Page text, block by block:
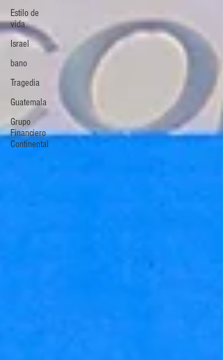
Estilo de
vida
Israel
bano
Tragedia
Guatemala
Grupo
Financiero
Continental